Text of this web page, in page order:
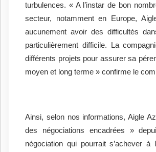
turbulences. « A l’instar de bon
secteur, notamment en Europe,
aucunement avoir des difficultés
particulièrement difficile. La
différents projets pour assurer sa
moyen et long terme » confirme le
Ainsi, selon nos informations, Aigle
des négociations encadrées »
négociation qui pourrait s’achever